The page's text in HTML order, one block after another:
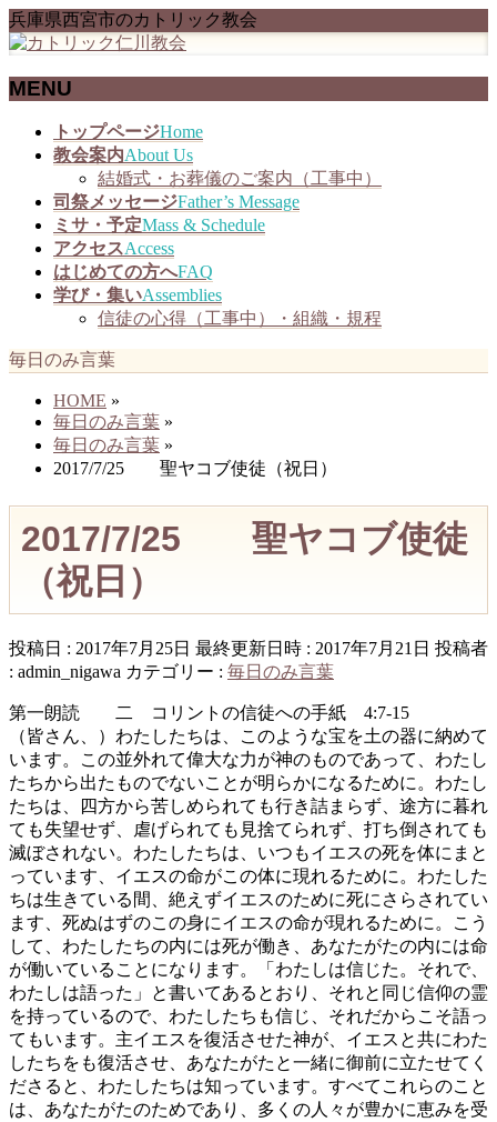
兵庫県西宮市のカトリック教会
MENU
トップページHome
教会案内About Us
結婚式・お葬儀のご案内（工事中）
司祭メッセージFather’s Message
ミサ・予定Mass & Schedule
アクセスAccess
はじめての方へFAQ
学び・集いAssemblies
信徒の心得（工事中）・組織・規程
毎日のみ言葉
HOME »
毎日のみ言葉 »
毎日のみ言葉 »
2017/7/25 聖ヤコブ使徒（祝日）
2017/7/25 聖ヤコブ使徒
（祝日）
投稿日 : 2017年7月25日 最終更新日時 : 2017年7月21日 投稿者
: admin_nigawa カテゴリー : 毎日のみ言葉
第一朗読 二 コリントの信徒への手紙 4:7-15
（皆さん、）わたしたちは、このような宝を土の器に納めて
います。この並外れて偉大な力が神のものであって、わたし
たちから出たものでないことが明らかになるために。わたし
たちは、四方から苦しめられても行き詰まらず、途方に暮れ
ても失望せず、虐げられても見捨てられず、打ち倒されても
滅ぼされない。わたしたちは、いつもイエスの死を体にまと
っています、イエスの命がこの体に現れるために。わたした
ちは生きている間、絶えずイエスのために死にさらされてい
ます、死ぬはずのこの身にイエスの命が現れるために。こう
して、わたしたちの内には死が働き、あなたがたの内には命
が働いていることになります。「わたしは信じた。それで、
わたしは語った」と書いてあるとおり、それと同じ信仰の霊
を持っているので、わたしたちも信じ、それだからこそ語っ
てもいます。主イエスを復活させた神が、イエスと共にわた
したちをも復活させ、あなたがたと一緒に御前に立たせてく
ださると、わたしたちは知っています。すべてこれらのこと
は、あなたがたのためであり、多くの人々が豊かに恵みを受